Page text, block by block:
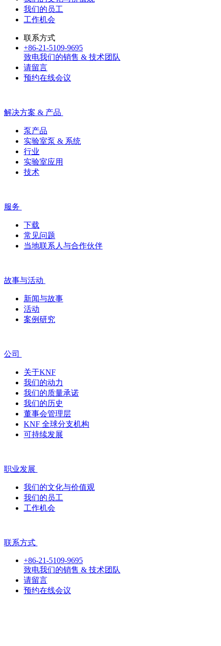
我们的员工
工作机会
联系方式
+86-21-5109-9695
致电我们的销售 & 技术团队
请留言
预约在线会议
解决方案 & 产品
泵产品
实验室泵 & 系统
行业
实验室应用
技术
服务
下载
常见问题
当地联系人与合作伙伴
故事与活动
新闻与故事
活动
案例研究
公司
关于KNF
我们的动力
我们的质量承诺
我们的历史
董事会管理层
KNF 全球分支机构
可持续发展
职业发展
我们的文化与价值观
我们的员工
工作机会
联系方式
+86-21-5109-9695
致电我们的销售 & 技术团队
请留言
预约在线会议